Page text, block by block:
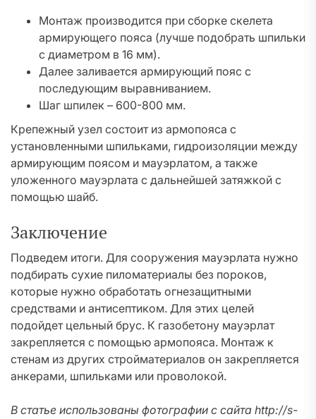
Монтаж производится при сборке скелета
армирующего пояса (лучше подобрать шпильки
с диаметром в 16 мм).
Далее заливается армирующий пояс с
последующим выравниванием.
Шаг шпилек – 600-800 мм.
Крепежный узел состоит из армопояса с
установленными шпильками, гидроизоляции между
армирующим поясом и мауэрлатом, а также
уложенного мауэрлата с дальнейшей затяжкой с
помощью шайб.
Заключение
Подведем итоги. Для сооружения мауэрлата нужно
подбирать сухие пиломатериалы без пороков,
которые нужно обработать огнезащитными
средствами и антисептиком. Для этих целей
подойдет цельный брус. К газобетону мауэрлат
закрепляется с помощью армопояса. Монтаж к
стенам из других стройматериалов он закрепляется
анкерами, шпильками или проволокой.
В статье использованы фотографии с сайта http://s-